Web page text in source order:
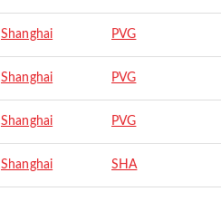
Shanghai PVG
Shanghai PVG
Shanghai PVG
Shanghai SHA